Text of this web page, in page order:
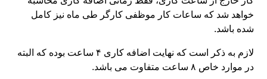
خواهد شد که ساعات کار موظفی کارگر طی ماه نیز کامل
شده باشد.
لازم به ذکر است که نهایت اضافه کاری ۴ ساعت بوده که البته
در موارد خاص ۸ ساعت متفاوت می باشد.